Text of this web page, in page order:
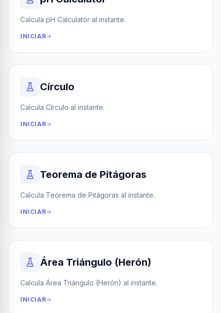
Calcula pH Calculator al instante.
INICIAR
Círculo
Calcula Círculo al instante.
INICIAR
Teorema de Pitágoras
Calcula Teorema de Pitágoras al instante.
INICIAR
Área Triángulo (Herón)
Calcula Área Triángulo (Herón) al instante.
INICIAR